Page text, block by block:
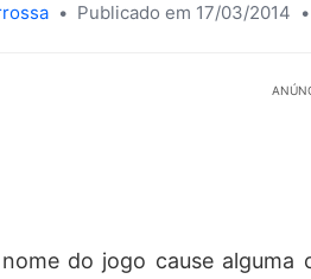
• Publicado em 17/03/2014 •
do jogo cause alguma